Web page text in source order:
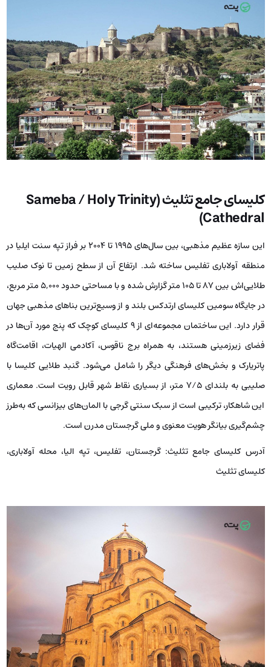
کلیسای جامع تثلیث (Sameba / Holy Trinity
Cathedral)
این سازه عظیم مذهبی، بین سال‌های ۱۹۹۵ تا ۲۰۰۴ بر فراز تپه سنت ایلیا در
منطقه آولاباری تفلیس ساخته شد. ارتفاع آن از سطح زمین تا نوک صلیب
طلایی‌اش بین ۸۷ تا ۱۰۵ متر گزارش شده و با مساحتی حدود ۵,۰۰۰ متر مربع،
در جایگاه سومین کلیسای ارتدکس بلند و از وسیع‌ترین بناهای مذهبی جهان
قرار دارد. این ساختمان مجموعه‌ای از ۹ کلیسای کوچک که پنج مورد آن‌ها در
فضای زیرزمینی هستند، به همراه برج ناقوس، آکادمی الهیات، اقامت‌گاه
پاتریارک و بخش‌های فرهنگی دیگر را شامل می‌شود. گنبد طلایی کلیسا با
صلیبی به بلندای ۷/۵ متر، از بسیاری نقاط شهر قابل رویت است. معماری
این شاهکار، ترکیبی است از سبک سنتی گرجی با المان‌های بیزانسی که به‌طرز
چشم‌گیری بیانگر هویت معنوی و ملی گرجستان مدرن است.
آدرس کلیسای جامع تثلیث: گرجستان، تفلیس، تپه الیا، محله آولاباری،
کلیسای تثلیث